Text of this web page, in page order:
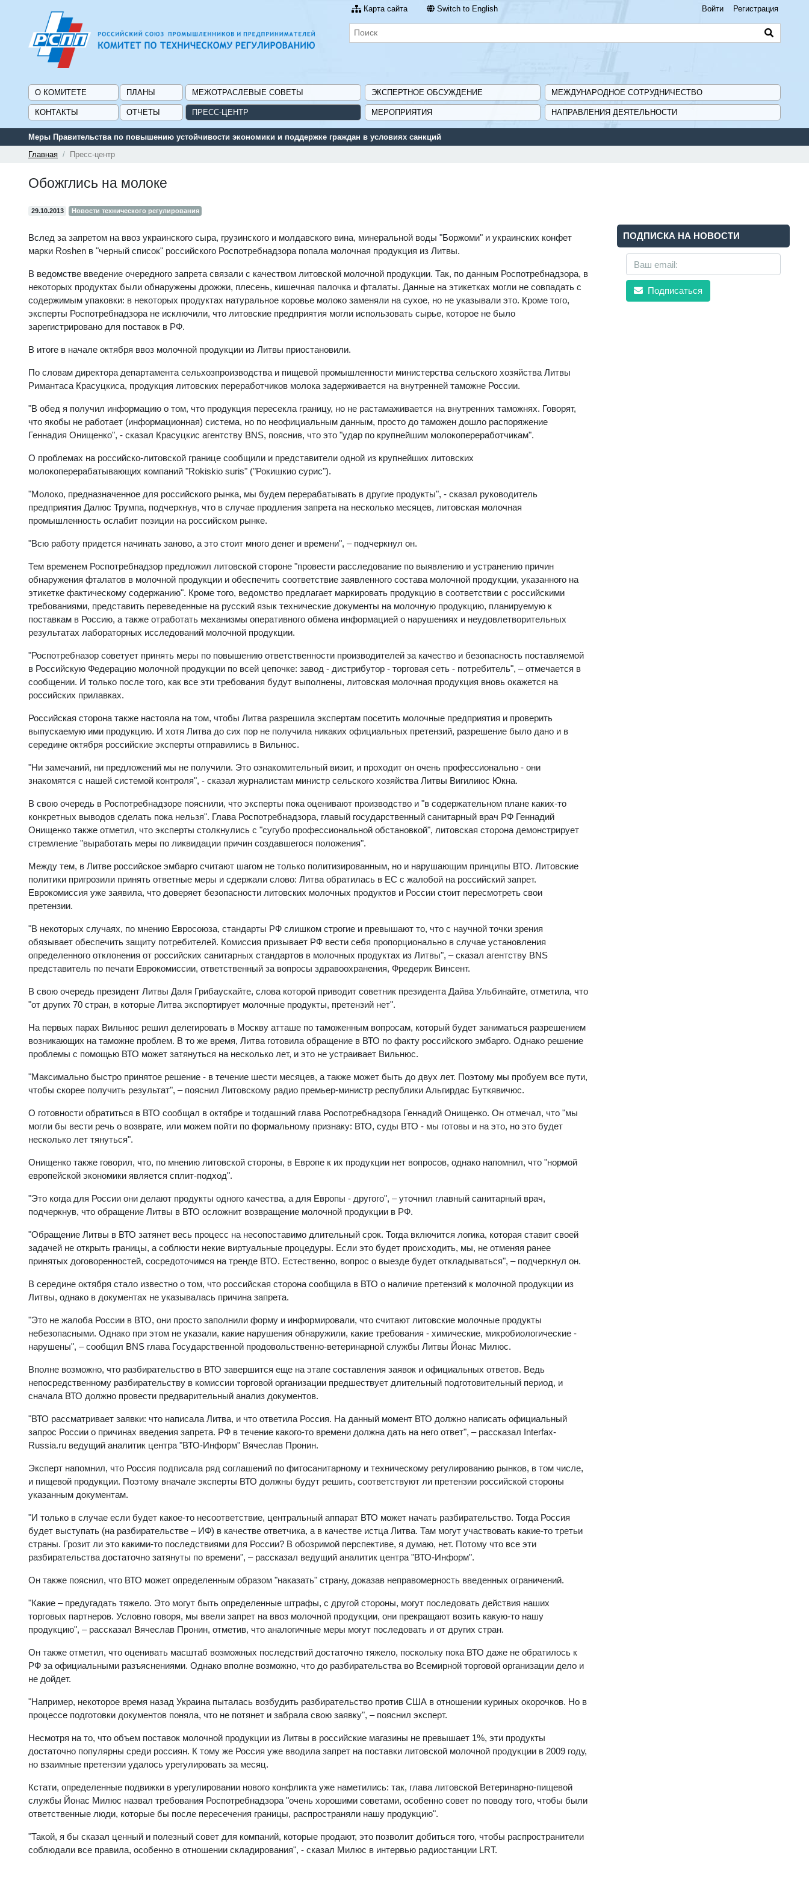
Карта сайта Switch to English Войти Регистрация
О КОМИТЕТЕ ПЛАНЫ МЕЖОТРАСЛЕВЫЕ СОВЕТЫ ЭКСПЕРТНОЕ ОБСУЖДЕНИЕ МЕЖДУНАРОДНОЕ СОТРУДНИЧЕСТВО
КОНТАКТЫ ОТЧЕТЫ ПРЕСС-ЦЕНТР МЕРОПРИЯТИЯ НАПРАВЛЕНИЯ ДЕЯТЕЛЬНОСТИ
Сервис поиска и подбора субсидий и мер государственной поддержки для предприятий - «Навигатор мер поддержки ГИСП».
Главная
Пресс-центр
Обожглись на молоке
29.10.2013 Новости технического регулирования
Вслед за запретом на ввоз украинского сыра, грузинского и молдавского вина, минеральной воды "Боржоми" и украинских конфет
марки Roshen в "черный список" российского Роспотребнадзора попала молочная продукция из Литвы.
В ведомстве введение очередного запрета связали с качеством литовской молочной продукции. Так, по данным Роспотребнадзора, в
некоторых продуктах были обнаружены дрожжи, плесень, кишечная палочка и фталаты. Данные на этикетках могли не совпадать с
содержимым упаковки: в некоторых продуктах натуральное коровье молоко заменяли на сухое, но не указывали это. Кроме того,
эксперты Роспотребнадзора не исключили, что литовские предприятия могли использовать сырье, которое не было
зарегистрировано для поставок в РФ.
В итоге в начале октября ввоз молочной продукции из Литвы приостановили.
По словам директора департамента сельхозпроизводства и пищевой промышленности министерства сельского хозяйства Литвы
Римантаса Красуцкиса, продукция литовских переработчиков молока задерживается на внутренней таможне России.
"В обед я получил информацию о том, что продукция пересекла границу, но не растамаживается на внутренних таможнях. Говорят,
что якобы не работает (информационная) система, но по неофициальным данным, просто до таможен дошло распоряжение
Геннадия Онищенко", - сказал Красуцкис агентству BNS, пояснив, что это "удар по крупнейшим молокопереработчикам".
О проблемах на российско-литовской границе сообщили и представители одной из крупнейших литовских
молокоперерабатывающих компаний "Rokiskio suris" ("Рокишкио сурис").
"Молоко, предназначенное для российского рынка, мы будем перерабатывать в другие продукты", - сказал руководитель
предприятия Далюс Трумпа, подчеркнув, что в случае продления запрета на несколько месяцев, литовская молочная
промышленность ослабит позиции на российском рынке.
"Всю работу придется начинать заново, а это стоит много денег и времени", – подчеркнул он.
Тем временем Роспотребнадзор предложил литовской стороне "провести расследование по выявлению и устранению причин
обнаружения фталатов в молочной продукции и обеспечить соответствие заявленного состава молочной продукции, указанного на
этикетке фактическому содержанию". Кроме того, ведомство предлагает маркировать продукцию в соответствии с российскими
требованиями, представить переведенные на русский язык технические документы на молочную продукцию, планируемую к
поставкам в Россию, а также отработать механизмы оперативного обмена информацией о нарушениях и неудовлетворительных
результатах лабораторных исследований молочной продукции.
"Роспотребназор советует принять меры по повышению ответственности производителей за качество и безопасность поставляемой
в Российскую Федерацию молочной продукции по всей цепочке: завод - дистрибутор - торговая сеть - потребитель", – отмечается в
сообщении. И только после того, как все эти требования будут выполнены, литовская молочная продукция вновь окажется на
российских прилавках.
Российская сторона также настояла на том, чтобы Литва разрешила экспертам посетить молочные предприятия и проверить
выпускаемую ими продукцию. И хотя Литва до сих пор не получила никаких официальных претензий, разрешение было дано и в
середине октября российские эксперты отправились в Вильнюс.
"Ни замечаний, ни предложений мы не получили. Это ознакомительный визит, и проходит он очень профессионально - они
знакомятся с нашей системой контроля", - сказал журналистам министр сельского хозяйства Литвы Вигилиюс Юкна.
В свою очередь в Роспотребнадзоре пояснили, что эксперты пока оценивают производство и "в содержательном плане каких-то
конкретных выводов сделать пока нельзя". Глава Роспотребнадзора, главый государственный санитарный врач РФ Геннадий
Онищенко также отметил, что эксперты столкнулись с "сугубо профессиональной обстановкой", литовская сторона демонстрирует
стремление "выработать меры по ликвидации причин создавшегося положения".
Между тем, в Литве российское эмбарго считают шагом не только политизированным, но и нарушающим принципы ВТО. Литовские
политики пригрозили принять ответные меры и сдержали слово: Литва обратилась в ЕС с жалобой на российский запрет.
Еврокомиссия уже заявила, что доверяет безопасности литовских молочных продуктов и России стоит пересмотреть свои
претензии.
"В некоторых случаях, по мнению Евросоюза, стандарты РФ слишком строгие и превышают то, что с научной точки зрения
обязывает обеспечить защиту потребителей. Комиссия призывает РФ вести себя пропорционально в случае установления
определенного отклонения от российских санитарных стандартов в молочных продуктах из Литвы", – сказал агентству BNS
представитель по печати Еврокомиссии, ответственный за вопросы здравоохранения, Фредерик Винсент.
В свою очередь президент Литвы Даля Грибаускайте, слова которой приводит советник президента Дайва Ульбинайте, отметила, что
"от других 70 стран, в которые Литва экспортирует молочные продукты, претензий нет".
На первых парах Вильнюс решил делегировать в Москву атташе по таможенным вопросам, который будет заниматься разрешением
возникающих на таможне проблем. В то же время, Литва готовила обращение в ВТО по факту российского эмбарго. Однако решение
проблемы с помощью ВТО может затянуться на несколько лет, и это не устраивает Вильнюс.
"Максимально быстро принятое решение - в течение шести месяцев, а также может быть до двух лет. Поэтому мы пробуем все пути,
чтобы скорее получить результат", – пояснил Литовскому радио премьер-министр республики Альгирдас Буткявичюс.
О готовности обратиться в ВТО сообщал в октябре и тогдашний глава Роспотребнадзора Геннадий Онищенко. Он отмечал, что "мы
могли бы вести речь о возврате, или можем пойти по формальному признаку: ВТО, суды ВТО - мы готовы и на это, но это будет
несколько лет тянуться".
Онищенко также говорил, что, по мнению литовской стороны, в Европе к их продукции нет вопросов, однако напомнил, что "нормой
европейской экономики является сплит-подход".
"Это когда для России они делают продукты одного качества, а для Европы - другого", – уточнил главный санитарный врач,
подчеркнув, что обращение Литвы в ВТО осложнит возвращение молочной продукции в РФ.
"Обращение Литвы в ВТО затянет весь процесс на несопоставимо длительный срок. Тогда включится логика, которая ставит своей
задачей не открыть границы, а соблюсти некие виртуальные процедуры. Если это будет происходить, мы, не отменяя ранее
принятых договоренностей, сосредоточимся на тренде ВТО. Естественно, вопрос о выезде будет откладываться", – подчеркнул он.
В середине октября стало известно о том, что российская сторона сообщила в ВТО о наличие претензий к молочной продукции из
Литвы, однако в документах не указывалась причина запрета.
"Это не жалоба России в ВТО, они просто заполнили форму и информировали, что считают литовские молочные продукты
небезопасными. Однако при этом не указали, какие нарушения обнаружили, какие требования - химические, микробиологические -
нарушены", – сообщил BNS глава Государственной продовольственно-ветеринарной службы Литвы Йонас Милюс.
Вполне возможно, что разбирательство в ВТО завершится еще на этапе составления заявок и официальных ответов. Ведь
непосредственному разбирательству в комиссии торговой организации предшествует длительный подготовительный период, и
сначала ВТО должно провести предварительный анализ документов.
"ВТО рассматривает заявки: что написала Литва, и что ответила Россия. На данный момент ВТО должно написать официальный
запрос России о причинах введения запрета. РФ в течение какого-то времени должна дать на него ответ", – рассказал Interfax-
Russia.ru ведущий аналитик центра "ВТО-Информ" Вячеслав Пронин.
Эксперт напомнил, что Россия подписала ряд соглашений по фитосанитарному и техническому регулированию рынков, в том числе,
и пищевой продукции. Поэтому вначале эксперты ВТО должны будут решить, соответствуют ли претензии российской стороны
указанным документам.
"И только в случае если будет какое-то несоответствие, центральный аппарат ВТО может начать разбирательство. Тогда Россия
будет выступать (на разбирательстве – ИФ) в качестве ответчика, а в качестве истца Литва. Там могут участвовать какие-то третьи
страны. Грозит ли это какими-то последствиями для России? В обозримой перспективе, я думаю, нет. Потому что все эти
разбирательства достаточно затянуты по времени", – рассказал ведущий аналитик центра "ВТО-Информ".
Он также пояснил, что ВТО может определенным образом "наказать" страну, доказав неправомерность введенных ограничений.
"Какие – предугадать тяжело. Это могут быть определенные штрафы, с другой стороны, могут последовать действия наших
торговых партнеров. Условно говоря, мы ввели запрет на ввоз молочной продукции, они прекращают возить какую-то нашу
продукцию", – рассказал Вячеслав Пронин, отметив, что аналогичные меры могут последовать и от других стран.
Он также отметил, что оценивать масштаб возможных последствий достаточно тяжело, поскольку пока ВТО даже не обратилось к
РФ за официальными разъяснениями. Однако вполне возможно, что до разбирательства во Всемирной торговой организации дело и
не дойдет.
"Например, некоторое время назад Украина пыталась возбудить разбирательство против США в отношении куриных окорочков. Но в
процессе подготовки документов поняла, что не потянет и забрала свою заявку", – пояснил эксперт.
Несмотря на то, что объем поставок молочной продукции из Литвы в российские магазины не превышает 1%, эти продукты
достаточно популярны среди россиян. К тому же Россия уже вводила запрет на поставки литовской молочной продукции в 2009 году,
но взаимные претензии удалось урегулировать за месяц.
Кстати, определенные подвижки в урегулировании нового конфликта уже наметились: так, глава литовской Ветеринарно-пищевой
службы Йонас Милюс назвал требования Роспотребнадзора "очень хорошими советами, особенно совет по поводу того, чтобы были
ответственные люди, которые бы после пересечения границы, распространяли нашу продукцию".
"Такой, я бы сказал ценный и полезный совет для компаний, которые продают, это позволит добиться того, чтобы распространители
соблюдали все правила, особенно в отношении складирования", - сказал Милюс в интервью радиостанции LRT.
ПОДПИСКА НА НОВОСТИ
Подписаться